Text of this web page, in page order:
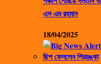
এস এম রহমান
18/04/2025